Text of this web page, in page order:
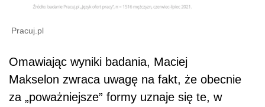
Pracuj.pl
Omawiając wyniki badania, Maciej
Makselon zwraca uwagę na fakt, że obecnie
za „poważniejsze” formy uznaje się te, w